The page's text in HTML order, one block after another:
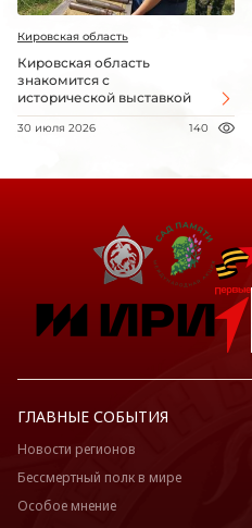
Кировская область
Кировская область
знакомится с
исторической выставкой
30 июля 2026 140
ГЛАВНЫЕ СОБЫТИЯ
Новости регионов
Бессмертный полк в мире
Особое мнение